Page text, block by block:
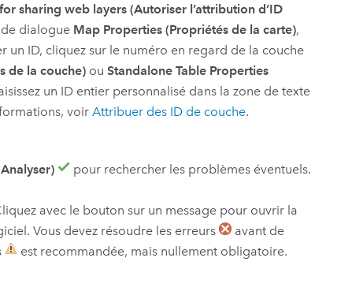
sharing web layers (Autoriser l’attribution d’ID
dialogue Map Properties (Propriétés de la carte),
un ID, cliquez sur le numéro en regard de la couche
de la couche) ouStandalone Table Properties
un ID entier personnalisé dans la zone de texte
voirAttribuer des ID de couche.
pour rechercher les problèmes éventuels.
avec le bouton sur un message pour ouvrir la
Vous devez résoudre les erreurs
avant de
est recommandée, mais nullement obligatoire.